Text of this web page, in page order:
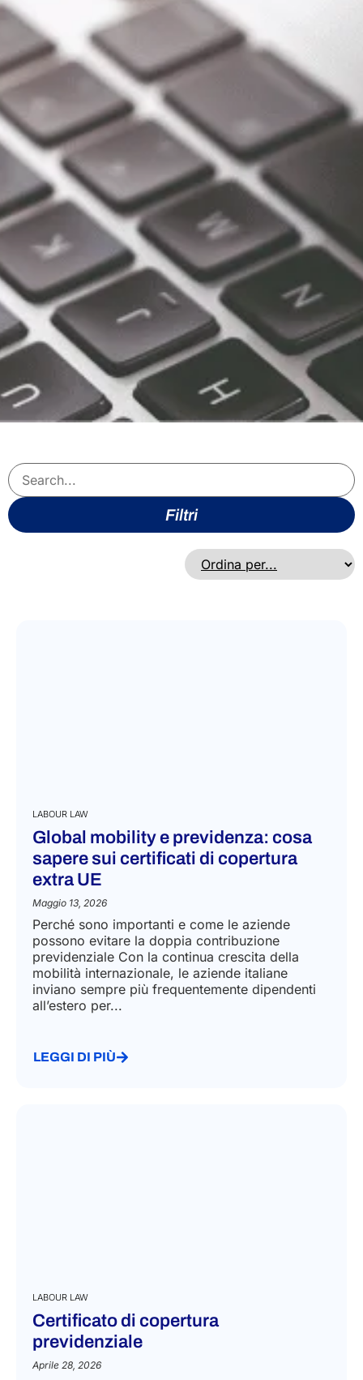
Filtri
LABOUR LAW
Global mobility e previdenza: cosa
sapere sui certificati di copertura
extra UE
Maggio 13, 2026
Perché sono importanti e come le aziende
possono evitare la doppia contribuzione
previdenziale Con la continua crescita della
mobilità internazionale, le aziende italiane
inviano sempre più frequentemente dipendenti
all’estero per...
LEGGI DI PIÙ
LABOUR LAW
Certificato di copertura
previdenziale
Aprile 28, 2026